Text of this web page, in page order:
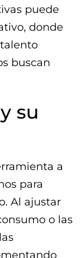
puede
donde
buscan
su
a
para
Al ajustar
o las